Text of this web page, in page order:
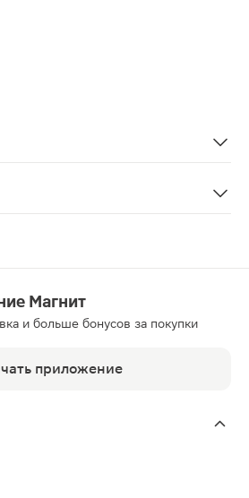
Магнит
и больше бонусов за покупки
приложение